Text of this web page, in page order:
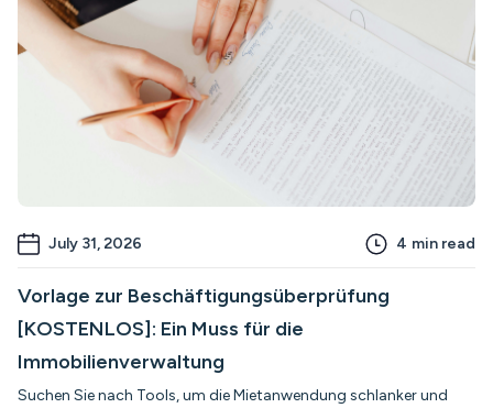
July 31, 2026 4 min read
Vorlage zur Beschäftigungsüberprüfung
[KOSTENLOS]: Ein Muss für die
Immobilienverwaltung
Suchen Sie nach Tools, um die Mietanwendung schlanker und